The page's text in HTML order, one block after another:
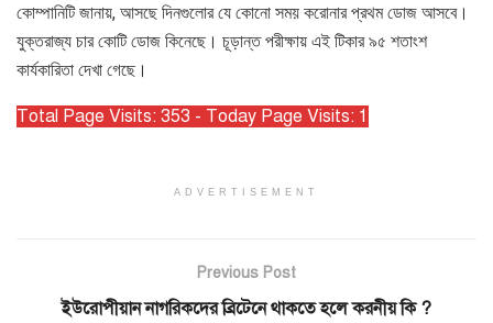
কোম্পানিটি জানায়, আসছে দিনগুলোর যে কোনো সময় করোনার প্রথম ডোজ আসবে।
যুক্তরাজ্য চার কোটি ডোজ কিনেছে। চূড়ান্ত পরীক্ষায় এই টিকার ৯৫ শতাংশ
কার্যকারিতা দেখা গেছে।
Total Page Visits: 353 - Today Page Visits: 1
ADVERTISEMENT
Previous Post
ইউরোপীয়ান নাগরিকদের ব্রিটেনে থাকতে হলে করনীয় কি ?